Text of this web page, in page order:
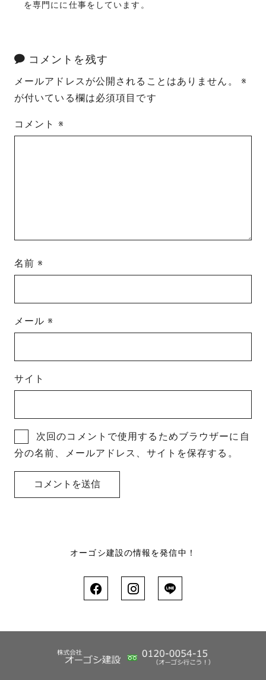
を専門にに仕事をしています。
コメントを残す
メールアドレスが公開されることはありません。
※
が付いている欄は必須項目です
コメント ※
名前※
メール※
サイト
次回のコメントで使用するためブラウザーに自
分の名前、メールアドレス、サイトを保存する。
オーゴシ建設の情報を発信中！